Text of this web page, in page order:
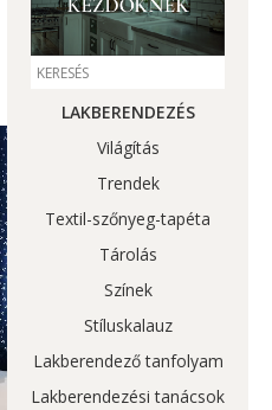
LAKBERENDEZÉS
Világítás
Trendek
Textil-szőnyeg-tapéta
Tárolás
Színek
Stíluskalauz
Lakberendező tanfolyam
Lakberendezési tanácsok